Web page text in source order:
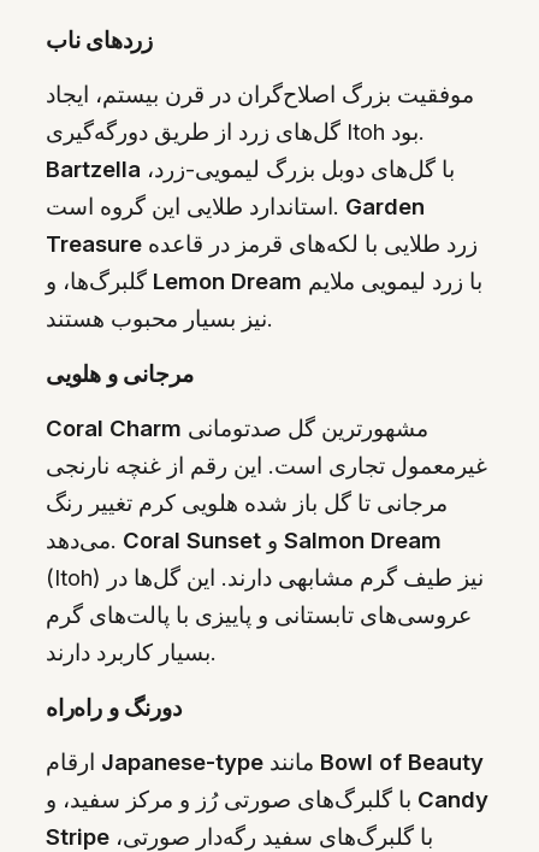
زردهای ناب
موفقیت بزرگ اصلاح‌گران در قرن بیستم، ایجاد
گل‌های زرد از طریق دورگه‌گیری Itoh بود.
Bartzella
استاندارد طلایی این گروه است. Garden
Treasure
Lemon Dream
نیز بسیار محبوب هستند.
مرجانی و هلویی
Coral Charm
غیرمعمول تجاری است. این رقم از غنچه نارنجی
مرجانی تا گل باز شده هلویی کرم تغییر رنگ
می‌دهد. Coral Sunset
Salmon Dream
(Itoh) نیز طیف گرم مشابهی دارند. این گل‌ها در
عروسی‌های تابستانی و پاییزی با پالت‌های گرم
بسیار کاربرد دارند.
دو‌رنگ و راه‌راه
Japanese-type
Bowl of Beauty
Candy
Stripe